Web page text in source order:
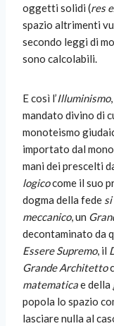
oggetti solidi (res
spazio altrimenti
secondo leggi di
sono calcolabili.
E così l’Illuminismo
mandato divino di
monoteismo
importato dal
mani dei prescelti
logicocome il suo
dogma della fede
meccanico, un
decontaminato da
Essere Supremo, il
Grande Architetto
matematicae della
popola lo spazio
lasciare nulla al